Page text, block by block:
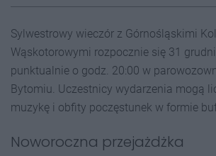
Sylwestrowy wieczór z Górnośląskimi
Wąskotorowymi rozpocznie się 31
punktualnie o godz. 20:00 w
Bytomiu. Uczestnicy wydarzenia mogą
muzykę i obfity poczęstunek w formie
Noworoczna przejażdżka